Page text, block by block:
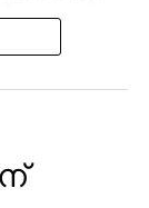
റെക്കോഡ്